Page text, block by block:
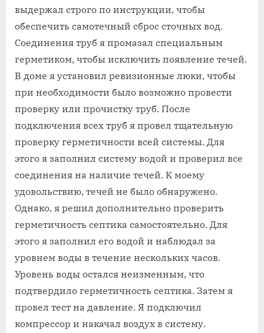
выдержал строго по инструкции, чтобы
обеспечить самотечный сброс сточных вод.
Соединения труб я промазал специальным
герметиком, чтобы исключить появление течей.
В доме я установил ревизионные люки, чтобы
при необходимости было возможно провести
проверку или прочистку труб. После
подключения всех труб я провел тщательную
проверку герметичности всей системы. Для
этого я заполнил систему водой и проверил все
соединения на наличие течей. К моему
удовольствию, течей не было обнаружено.
Однако, я решил дополнительно проверить
герметичность септика самостоятельно. Для
этого я заполнил его водой и наблюдал за
уровнем воды в течение нескольких часов.
Уровень воды остался неизменным, что
подтвердило герметичность септика. Затем я
провел тест на давление. Я подключил
компрессор и накачал воздух в систему.